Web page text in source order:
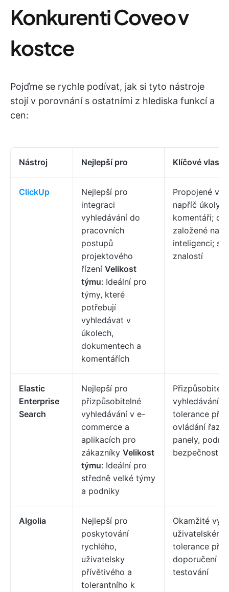
Konkurenti Coveo v
kostce
Pojďme se rychle podívat, jak si tyto nástroje
stojí v porovnání s ostatními z hlediska funkcí a
cen:
Nástroj Nejlepší pro Klíčové
ClickUp
Nejlepší pro
integraci
vyhledávání do
pracovních
postupů
projektového
řízení Velikost
týmu: Ideální pro
týmy, které
potřebují
vyhledávat v
úkolech,
dokumentech a
komentářích
Propojené
napříč úkoly,
komentáři;
založené na
inteligenci;
znalostí
Elastic
Enterprise
Search
Nejlepší pro
přizpůsobitelné
vyhledávání v e-
commerce a
aplikacích pro
zákazníky Velikost
týmu: Ideální pro
středně velké týmy
a podniky
vyhledávání
tolerance
ovládání
panely,
bezpečnost
Algolia
Nejlepší pro
poskytování
rychlého,
uživatelsky
přívětivého a
tolerantního k
Okamžité
uživatelském
tolerance
doporučení
testování